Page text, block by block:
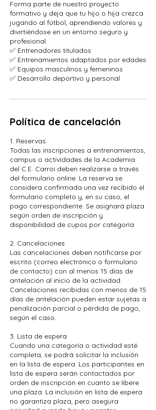
Forma parte de nuestro proyecto
formativo y deja que tu hijo o hija crezca
jugando al fútbol, aprendiendo valores y
divirtiéndose en un entorno seguro y
profesional.
✅ Entrenadores titulados
✅ Entrenamientos adaptados por edades
✅ Equipos masculinos y femeninos
✅ Desarrollo deportivo y personal
Política de cancelación
1. Reservas
Todas las inscripciones a entrenamientos,
campus o actividades de la Academia
del C.E. Carroi deben realizarse a través
del formulario online. La reserva se
considera confirmada una vez recibido el
formulario completo y, en su caso, el
pago correspondiente. Se asignará plaza
según orden de inscripción y
disponibilidad de cupos por categoría.
2. Cancelaciones
Las cancelaciones deben notificarse por
escrito (correo electrónico o formulario
de contacto) con al menos 15 días de
antelación al inicio de la actividad.
Cancelaciones recibidas con menos de 15
días de antelación pueden estar sujetas a
penalización parcial o pérdida de pago,
según el caso.
3. Lista de espera
Cuando una categoría o actividad esté
completa, se podrá solicitar la inclusión
en la lista de espera. Los participantes en
lista de espera serán contactados por
orden de inscripción en cuanto se libere
una plaza. La inclusión en lista de espera
no garantiza plaza, pero asegura